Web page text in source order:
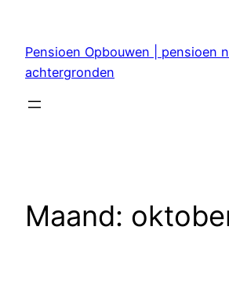
inhoud
Pensioen Opbouwen | pensioen
achtergronden
Maand: